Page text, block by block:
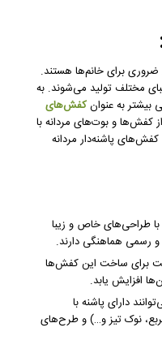
برای خانم‌ها هستند.
مختلف تولید می‌شوند. به
بیشتر به عنوانکفش‌های
کفش‌ها و بوت‌های مردانه با
به عنوان کفش‌های پاشنه‌دار مردانه
طراحی‌های خاص و زیبا
رسمی هماهنگی دارند.
برای ساخت این کفش‌ها
افزایش یابد.
دارای پاشنه با
نوک تیز و…) و طرح‌های